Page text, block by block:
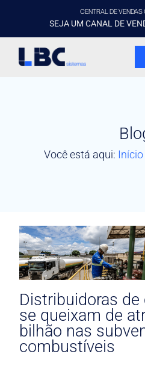
CENTRAL DE
SEJA UM CANAL DE
Você está aqui: Início
Distribuidoras de
se queixam de
bilhão nas
combustíveis